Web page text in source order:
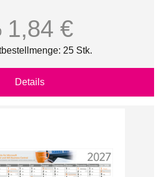
1,84 €
25 Stk.
Details